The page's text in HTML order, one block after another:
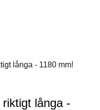
långa -